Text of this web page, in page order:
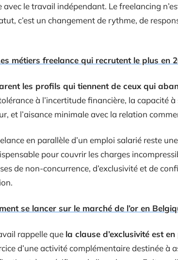
le travail indépendant. Le freelancing
c’est un changement de rythme, de
métiers freelance qui recrutent le plus en
les profils qui tiennent de ceux qui
à l’incertitude financière, la capacité
et l’aisance minimale avec la relation
en parallèle d’un emploi salarié reste
pour couvrir les charges
de non-concurrence, d’exclusivité et de
se lancer sur le marché de l’or en
rappelle que la clause d’exclusivité est
d’une activité complémentaire destinée à